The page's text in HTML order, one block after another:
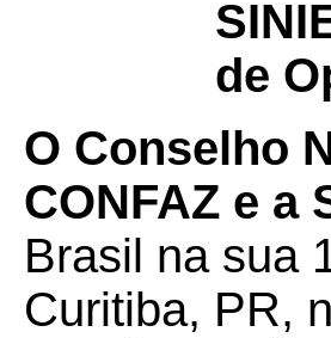
de
O Conselho
CONFAZ e a
Brasil na sua
Curitiba, PR,